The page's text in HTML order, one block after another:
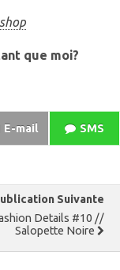
que moi?
E-mail SMS
Suivante
Details #10 //
Salopette Noire